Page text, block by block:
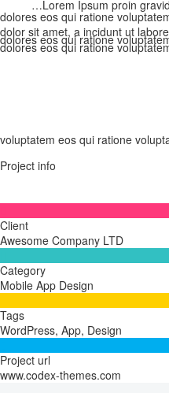
…Lorem Ipsum proin
dolores eos qui ratione
dolor sit amet, a incidunt ut
dolores eos qui ratione
dolores eos qui ratione
voluptatem eos qui ratione
Project info
Client
Awesome Company LTD
Category
Mobile App Design
Tags
WordPress, App, Design
Project url
www.codex-themes.com